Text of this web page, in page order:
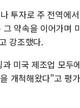
투자로 주 전역에
약속을 이어가며
강조했다.
미국 제조업 모두
개척해왔다"고 평